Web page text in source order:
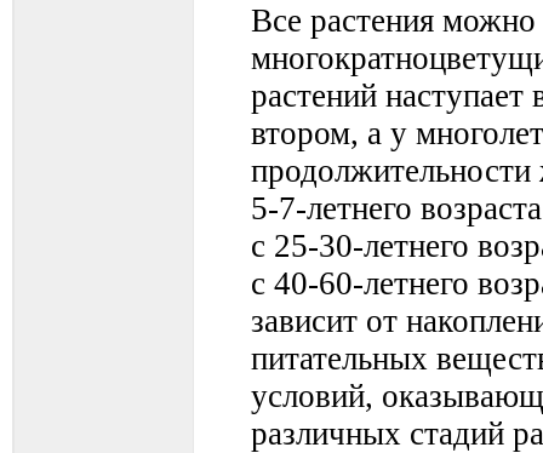
Все растения можно
растений наступает
втором, а у
5-7-летнего
с 25-30-летнего
с 40-60-летнего
зависит от
питательных
условий,
различных стадий